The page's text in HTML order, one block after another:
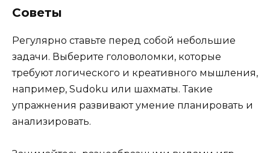
Советы
Регулярно ставьте перед собой небольшие
задачи. Выберите головоломки, которые
требуют логического и креативного мышления,
например, Sudoku или шахматы. Такие
упражнения развивают умение планировать и
анализировать.